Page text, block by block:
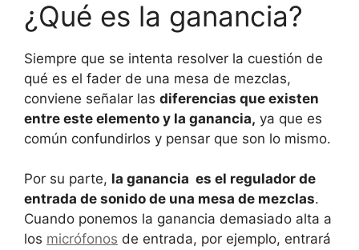
¿Qué es la ganancia?
Siempre que se intenta resolver la cuestión de
qué es el fader de una mesa de mezclas,
conviene señalar las diferencias que existen
entre este elemento y la ganancia, ya que es
común confundirlos y pensar que son lo mismo.
Por su parte, la ganancia es el regulador de
entrada de sonido de una mesa de mezclas.
Cuando ponemos la ganancia demasiado alta a
los micrófonos de entrada, por ejemplo, entrará